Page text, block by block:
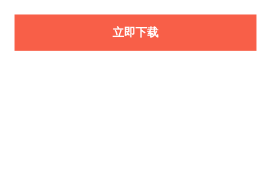
立即下载